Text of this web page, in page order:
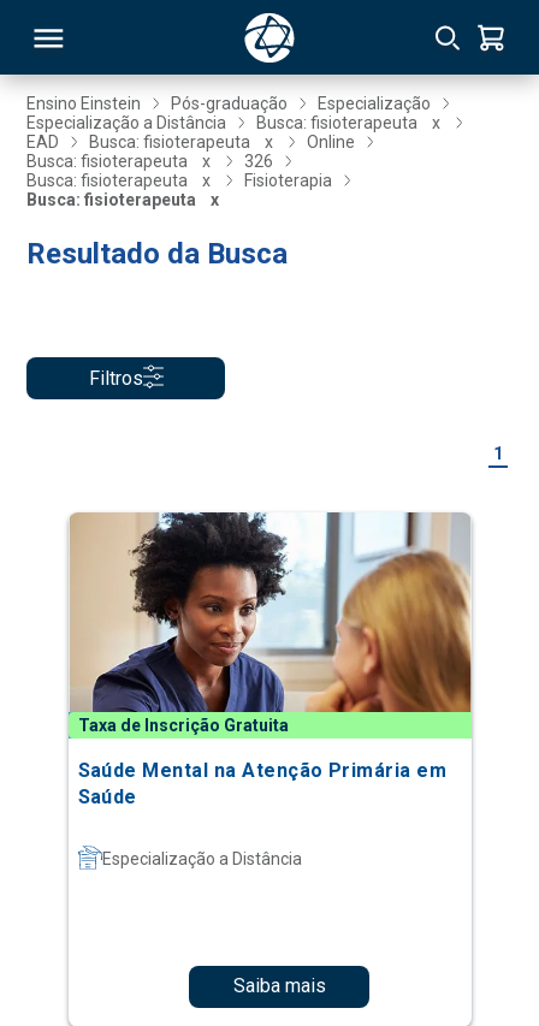
Ensino Einstein Pós-graduação
Especialização
Especialização a Distância
Busca: fisioterapeuta
x
EAD
Busca: fisioterapeuta x
Online
Busca: fisioterapeuta
x
326
Busca: fisioterapeuta
x
Fisioterapia
Busca: fisioterapeuta
x
Resultado da Busca
Filtros
1
Taxa de Inscrição Gratuita
Saúde Mental na Atenção Primária em
Saúde
Especialização a Distância
Saiba mais